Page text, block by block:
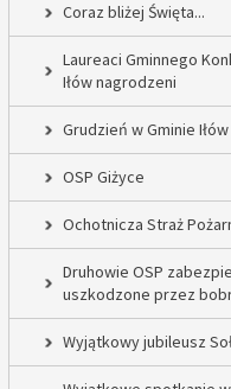
Coraz bliżej Święta...
Laureaci Gminnego
Iłów nagrodzeni
Grudzień w Gminie Iłów
OSP Giżyce
Ochotnicza Straż
Druhowie OSP
uszkodzone przez
Wyjątkowy jubileusz